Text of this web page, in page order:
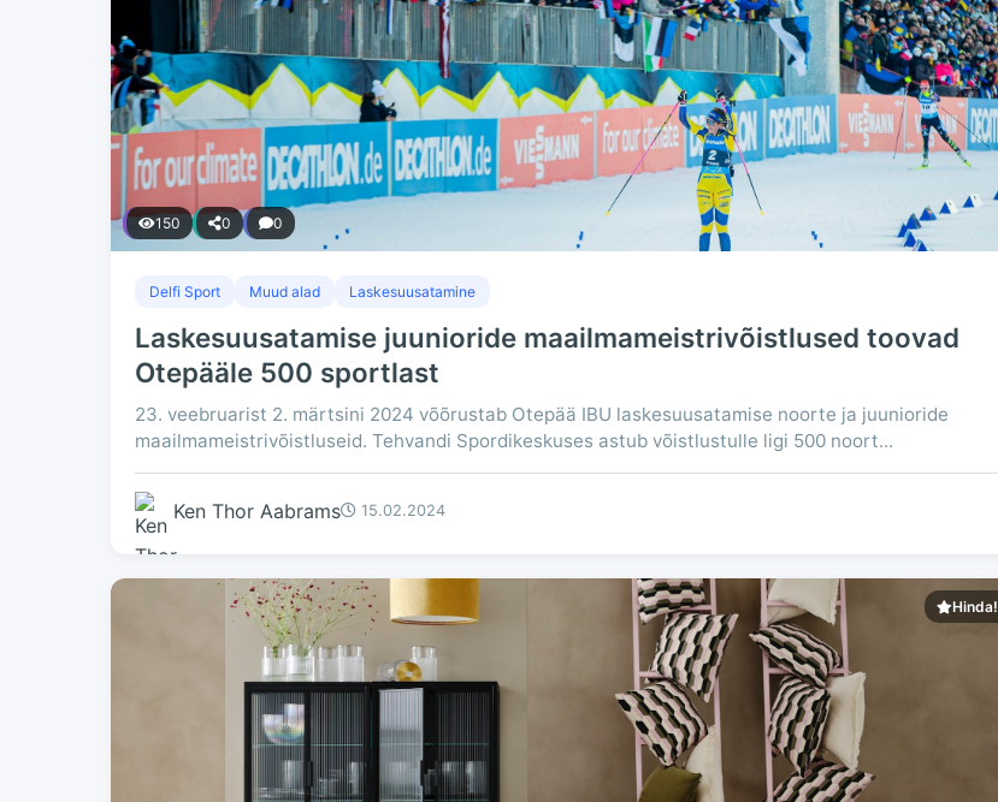
150 0 0
Delfi Sport Muud alad Laskesuusatamine
Laskesuusatamise juunioride maailmameistrivõistlused toovad
Otepääle 500 sportlast
23. veebruarist 2. märtsini 2024 võõrustab Otepää IBU laskesuusatamise noorte ja juunioride
maailmameistrivõistluseid. Tehvandi Spordikeskuses astub võistlustulle ligi 500 noort...
Ken Thor Aabrams 15.02.2024
Hinda!